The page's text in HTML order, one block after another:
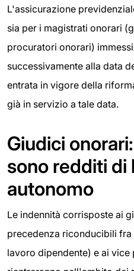
L'assicurazione
sia per i magistrati onorari
procuratori onorari)
successivamente alla data
entrata in vigore della
già in servizio a tale data.
Giudici
sono redditi di
autonomo
Le indennità corrisposte ai
precedenza riconducibili
lavoro dipendente) e ai